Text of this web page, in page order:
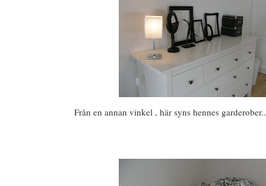
Från en annan vinkel , här syns hennes